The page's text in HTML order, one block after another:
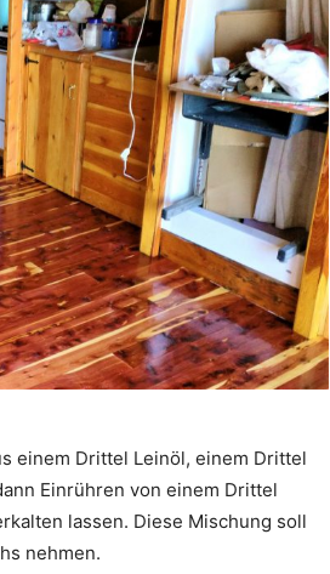
einem Drittel Leinöl, einem Drittel
Einrühren von einem Drittel
lassen. Diese Mischung soll
nehmen.